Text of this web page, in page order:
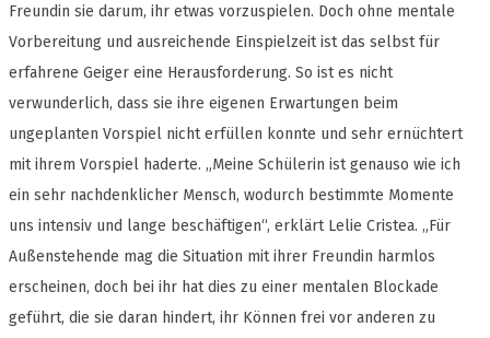
Freundin sie darum, ihr etwas vorzuspielen. Doch ohne mentale
Vorbereitung und ausreichende Einspielzeit ist das selbst für
erfahrene Geiger eine Herausforderung. So ist es nicht
verwunderlich, dass sie ihre eigenen Erwartungen beim
ungeplanten Vorspiel nicht erfüllen konnte und sehr ernüchtert
mit ihrem Vorspiel haderte. „Meine Schülerin ist genauso wie ich
ein sehr nachdenklicher Mensch, wodurch bestimmte Momente
uns intensiv und lange beschäftigen“, erklärt Lelie Cristea. „Für
Außenstehende mag die Situation mit ihrer Freundin harmlos
erscheinen, doch bei ihr hat dies zu einer mentalen Blockade
geführt, die sie daran hindert, ihr Können frei vor anderen zu